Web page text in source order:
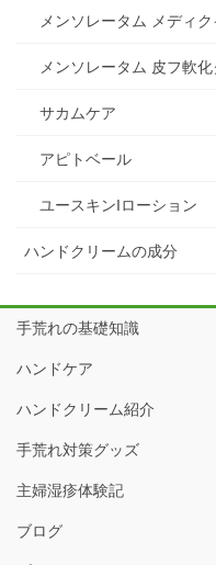
メンソレータム メディク
メンソレータム 皮フ軟
サカムケア
アピトベール
ユースキンIローション
ハンドクリームの成分
手荒れの基礎知識
ハンドケア
ハンドクリーム紹介
手荒れ対策グッズ
主婦湿疹体験記
ブログ